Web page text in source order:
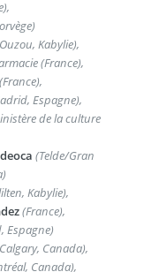
Kabylie),
(France),
(France),
Espagne),
de la culture
(Telde/Gran
Kabylie),
(France),
Espagne)
Canada),
Canada),